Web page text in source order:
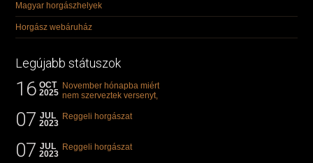
Magyar horgászhelyek
Horgász webáruház
Legújabb státuszok
16 OCT
2025
November hónapba miért
nem szerveztek versenyt,
"kárászos"...
07 JUL
2023
Reggeli horgászat
07 JUL
2023
Reggeli horgászat